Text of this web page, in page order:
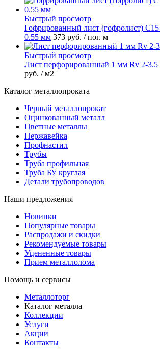
Быстрый просмотр
Гофрированный лист (гофролист)
0.55 мм 373 руб. / пог. м
Быстрый просмотр
Лист перфорированный 1 мм Rv 2-3.5
руб. / м2
Каталог металлопроката
Черный металлопрокат
Оцинкованный металл
Цветные металлы
Нержавейка
Профнастил
Трубы
Труба профильная
Труба БУ круглая
Детали трубопроводов
Наши предложения
Новинки
Популярные товары
Распродажи и скидки
Рекомендуемые товары
Уцененные товары
Прием металлолома
Помощь и сервисы
Металлоторг
Каталог металла
Коллекции
Услуги
Акции
Контакты